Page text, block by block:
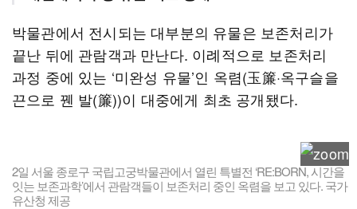
박물관에서 전시되는 대부분의 유물은 보존처리가
끝난 뒤에 관람객과 만난다. 이례적으로 보존처리
과정 중에 있는 ‘미완성 유물’인 옥렴(玉簾·옥구슬을
끈으로 꿴 발(簾))이 대중에게 최초 공개됐다.
2일 서울 종로구 국립고궁박물관에서 열린 특별전 ‘RE:BORN, 시간을
잇는 보존과학’에서 관람객들이 보존처리 중인 옥렴을 보고 있다. 국가
유산청 제공